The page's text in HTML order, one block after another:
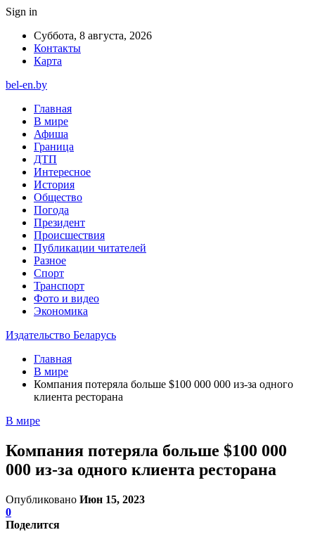
Sign in
Суббота, 8 августа, 2026
Контакты
Карта
bel-en.by
Главная
В мире
Афиша
Граница
ДТП
Интересное
История
Общество
Погода
Президент
Происшествия
Публикации читателей
Разное
Спорт
Транспорт
Фото и видео
Экономика
Издательство Беларусь
Главная
В мире
Компания потеряла больше $100 000 000 из-за одного
клиента ресторана
В мире
Компания потеряла больше $100 000
000 из-за одного клиента ресторана
Опубликовано Июн 15, 2023
0
Поделится